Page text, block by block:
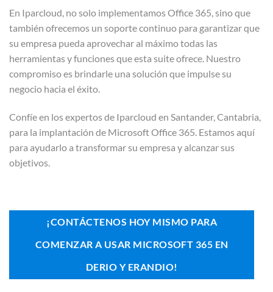
En Iparcloud, no solo implementamos Office 365, sino que
también ofrecemos un soporte continuo para garantizar que
su empresa pueda aprovechar al máximo todas las
herramientas y funciones que esta suite ofrece. Nuestro
compromiso es brindarle una solución que impulse su
negocio hacia el éxito.
Confíe en los expertos de Iparcloud en Santander, Cantabria,
para la implantación de Microsoft Office 365. Estamos aquí
para ayudarlo a transformar su empresa y alcanzar sus
objetivos.
¡CONTÁCTENOS HOY MISMO PARA
COMENZAR A USAR MICROSOFT 365 EN
DERIO Y ERANDIO!